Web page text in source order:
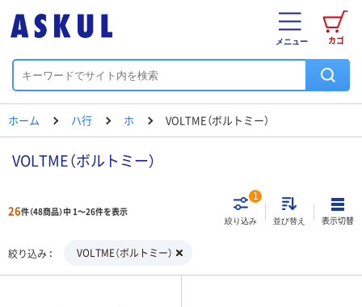
カゴ
メニュー
ホーム ハ行 ホ VOLTME（ボルトミー）
VOLTME（ボルトミー）
26件（48商品）中 1～26件を表示
絞り込み
1
並び替え 表示切替
絞り込み VOLTME（ボルトミー）